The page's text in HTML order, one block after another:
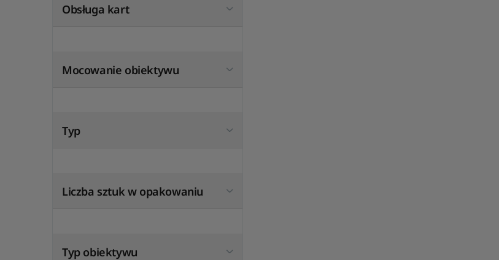
Obsługa kart
Mocowanie obiektywu
Typ
Liczba sztuk w opakowaniu
Typ obiektywu